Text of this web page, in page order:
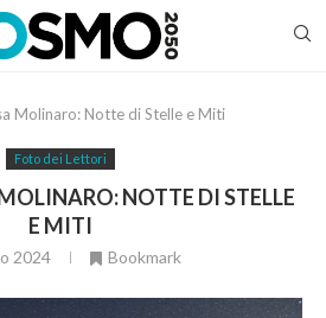
Molinaro: Notte di Stelle e Miti
Foto dei Lettori
NOTTE DI STELLE
E MITI
2024 Bookmark